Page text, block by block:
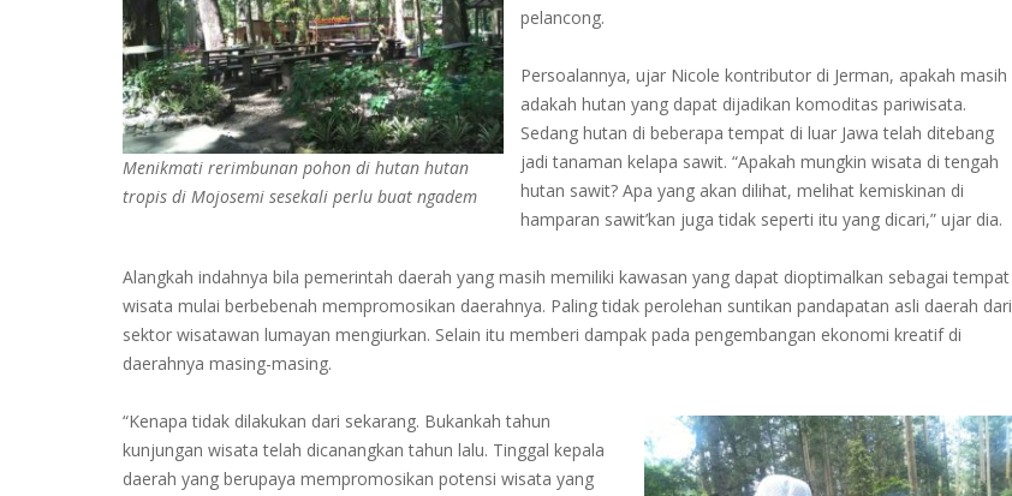
Menikmati rerimbunan pohon di hutan hutan
tropis di Mojosemi sesekali perlu buat ngadem
pelancong.
Persoalannya, ujar Nicole kontributor di Jerman, apakah masih
adakah hutan yang dapat dijadikan komoditas pariwisata.
Sedang hutan di beberapa tempat di luar Jawa telah ditebang
jadi tanaman kelapa sawit. “Apakah mungkin wisata di tengah
hutan sawit? Apa yang akan dilihat, melihat kemiskinan di
hamparan sawit’kan juga tidak seperti itu yang dicari,” ujar dia.
Alangkah indahnya bila pemerintah daerah yang masih memiliki kawasan yang dapat dioptimalkan sebagai tempat
wisata mulai berbebenah mempromosikan daerahnya. Paling tidak perolehan suntikan pandapatan asli daerah dari
sektor wisatawan lumayan mengiurkan. Selain itu memberi dampak pada pengembangan ekonomi kreatif di
daerahnya masing-masing.
“Kenapa tidak dilakukan dari sekarang. Bukankah tahun
kunjungan wisata telah dicanangkan tahun lalu. Tinggal kepala
daerah yang berupaya mempromosikan potensi wisata yang